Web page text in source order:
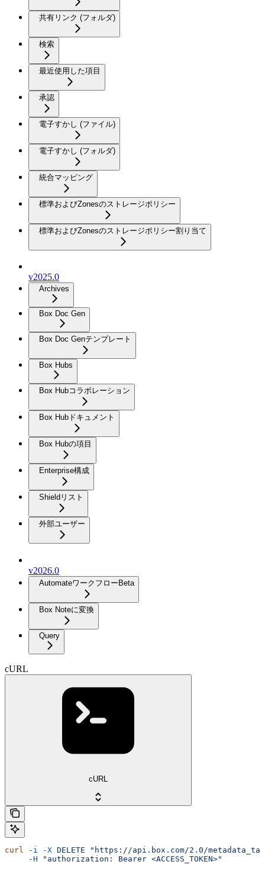
共有リンク (フォルダ)
検索
最近使用した項目
承認
電子すかし (ファイル)
電子すかし (フォルダ)
統合マッピング
標準およびZonesのストレージポリシー
標準およびZonesのストレージポリシー割り当て
v2025.0
Archives
Box Doc Gen
Box Doc Genテンプレート
Box Hubs
Box Hubコラボレーション
Box Hubドキュメント
Box Hubの項目
Enterprise構成
Shieldリスト
外部ユーザー
v2026.0
Automateワークフロー Beta
Box Noteに変換
Query
cURL
cURL
curl -i -X DELETE "https://api.box.com/2.0/
     -H
"authorization: Bearer <ACCESS_TOKEN>"